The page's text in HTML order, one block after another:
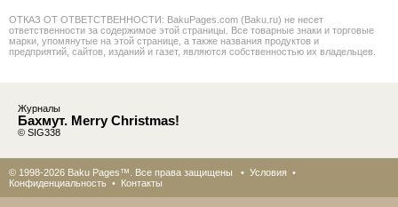
ОТКАЗ ОТ ОТВЕТСТВЕННОСТИ: BakuPages.com (Baku.ru) не несет
ответственности за содержимое этой страницы. Все товарные знаки и торговые
марки, упомянутые на этой странице, а также названия продуктов и
предприятий, сайтов, изданий и газет, являются собственностью их владельцев.
Журналы
Бахмут. Merry Christmas!
© SIG338
© 1998-2026 Baku Pages™. Все права защищены • Условия •
Конфиденциальность • Контакты